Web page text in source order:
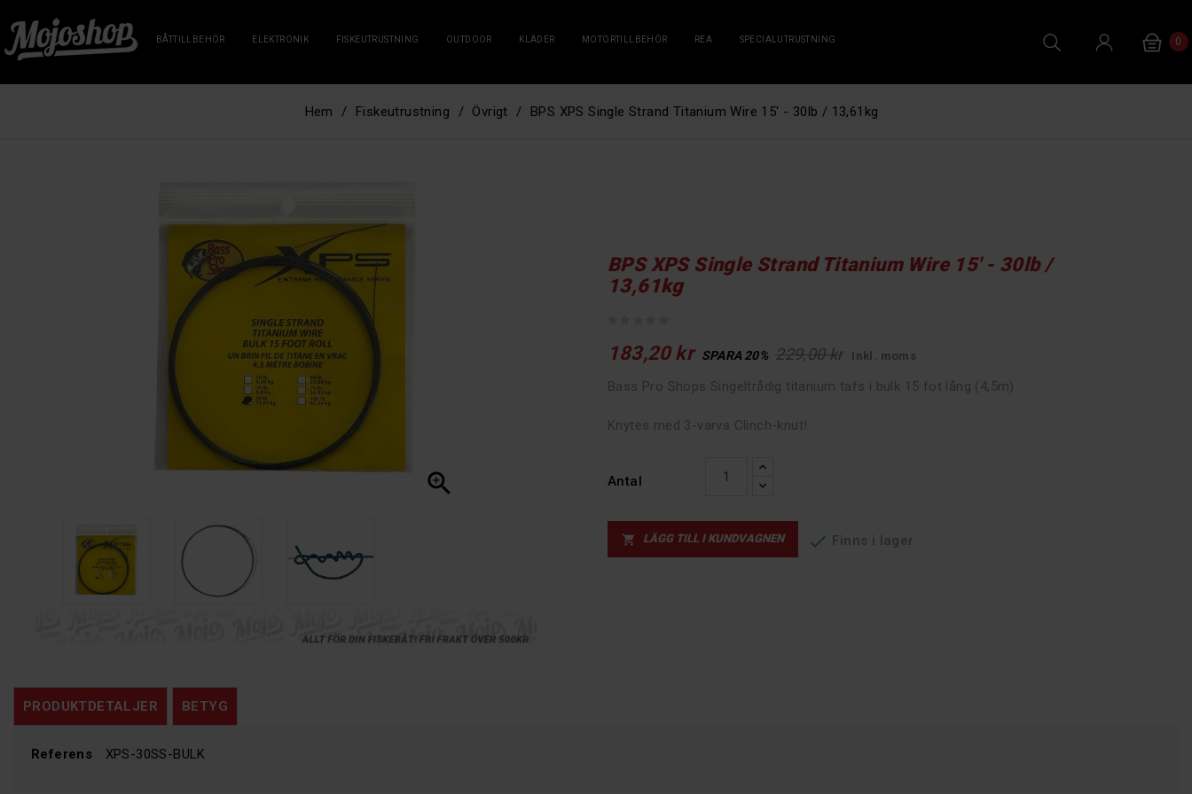
BÅTTILLBEHÖR ELEKTRONIK FISKEUTRUSTNING OUTDOOR KLÄDER MOTORTILLBEHÖR REA SPECIALUTRUSTNING 0
Hem Fiskeutrustning Övrigt BPS XPS Single Strand Titanium Wire 15' - 30lb / 13,61kg

BPS XPS Single Strand Titanium Wire 15' - 30lb /
13,61kg
183,20 kr SPARA 20% 229,00 kr Inkl. moms
Bass Pro Shops Singeltrådig titanium tafs i bulk 15 fot lång (4,5m)
Knytes med 3-varvs Clinch-knut!
Antal
 LÄGG TILL I KUNDVAGNEN  Finns i lager
PRODUKTDETALJER BETYG
Referens XPS-30SS-BULK